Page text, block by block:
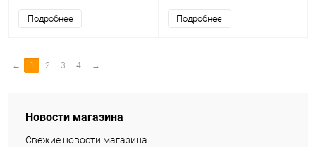
Подробнее Подробнее
← 1 2 3 4 →
Новости магазина
Свежие новости магазина